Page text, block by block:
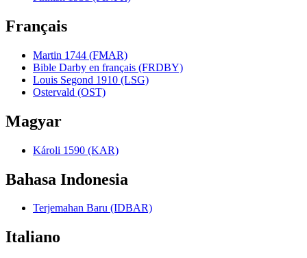
Français
Martin 1744 (FMAR)
Bible Darby en français (FRDBY)
Louis Segond 1910 (LSG)
Ostervald (OST)
Magyar
Károli 1590 (KAR)
Bahasa Indonesia
Terjemahan Baru (IDBAR)
Italiano